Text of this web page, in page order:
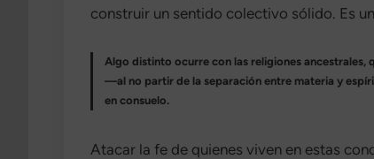
construir un sentido colectivo sólido. Es
Algo distinto ocurre con las religiones ancestrales,
—al no partir de la separación entre materia y
en consuelo.
Atacar la fe de quienes viven en estas